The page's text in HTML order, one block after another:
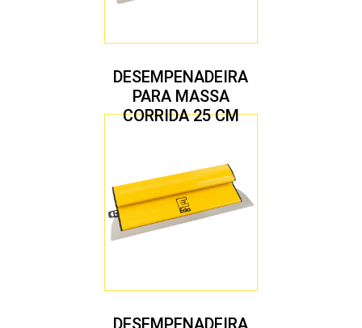
DESEMPENADEIRA
PARA MASSA
CORRIDA 25 CM